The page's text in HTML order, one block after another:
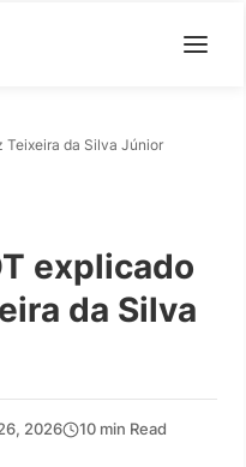
Teixeira da Silva Júnior
explicado
da Silva
2026 10 min Read